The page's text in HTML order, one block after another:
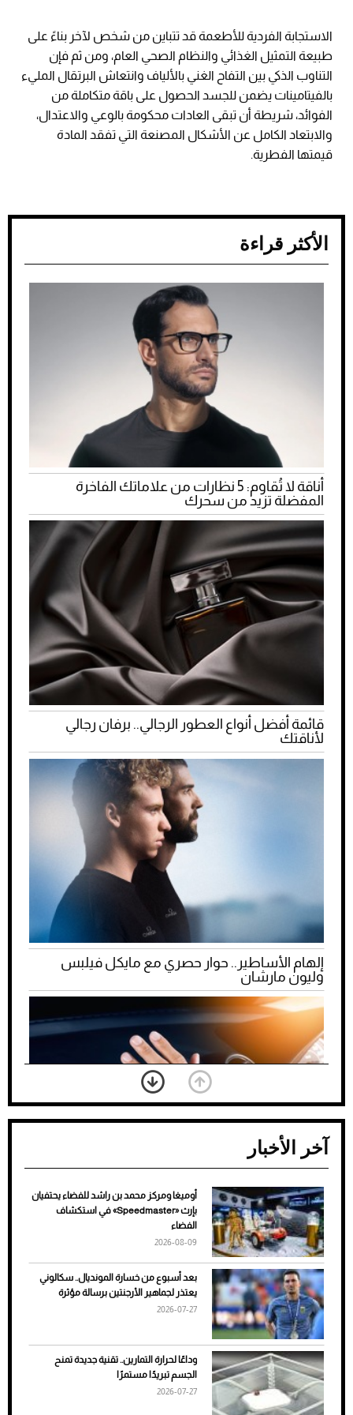
الاستجابة الفردية للأطعمة قد تتباين من شخص لآخر بناءً على
طبيعة التمثيل الغذائي والنظام الصحي العام، ومن ثم فإن
التناوب الذكي بين التفاح الغني بالألياف وانتعاش البرتقال المليء
بالفيتامينات يضمن للجسد الحصول على باقة متكاملة من
الفوائد، شريطة أن تبقى العادات محكومة بالوعي والاعتدال،
والابتعاد الكامل عن الأشكال المصنعة التي تفقد المادة
قيمتها الفطرية.
الأكثر قراءة
أناقة لا تُقاوم: 5 نظارات من علاماتك الفاخرة
المفضلة تزيد من سحرك
قائمة أفضل أنواع العطور الرجالي.. برفان رجالي
لأناقتك
إلهام الأساطير.. حوار حصري مع مايكل فيلبس
وليون مارشان
ضعف تبريد مكيف السيارة عند الوقوف.. أشهر
الأسباب والحلول
آخر الأخبار
أوميغا ومركز محمد بن راشد للفضاء يحتفيان
بإرث «Speedmaster» في استكشاف
الفضاء
2026-08-09
بعد أسبوع من خسارة المونديال.. سكالوني
يعتذر لجماهير الأرجنتين برسالة مؤثرة
2026-07-27
وداعًا لحرارة التمارين.. تقنية جديدة تمنح
الجسم تبريدًا مستمرًا
2026-07-27